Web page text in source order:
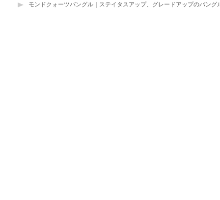
モンドクォーツバングル｜ステイタスアップ、グレードアップのバング